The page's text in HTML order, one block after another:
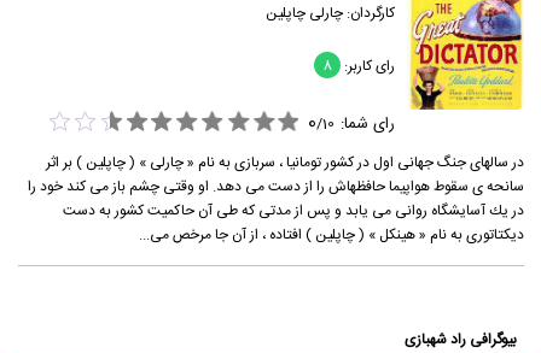
کارگردان:چارلی چاپلین
رای کاربر: 8
رای شما: 0/10
در سال‏هاى جنگ جهانى اول در كشور تومانيا ، سربازى به نام « چارلى » ( چاپلين ) بر اثر
سانحه‏ ى سقوط هواپيما حافظه‏اش را از دست مى ‏دهد. او وقتى چشم باز مى ‏كند خود را
در يك آسايشگاه روانى مى ‏يابد و پس از مدتى كه طى آن حاكميت كشور به دست
ديكتاتورى به نام « هينكل » ( چاپلين ) افتاده ، از آن جا مرخص مى...
بیوگرافی راد شهبازی